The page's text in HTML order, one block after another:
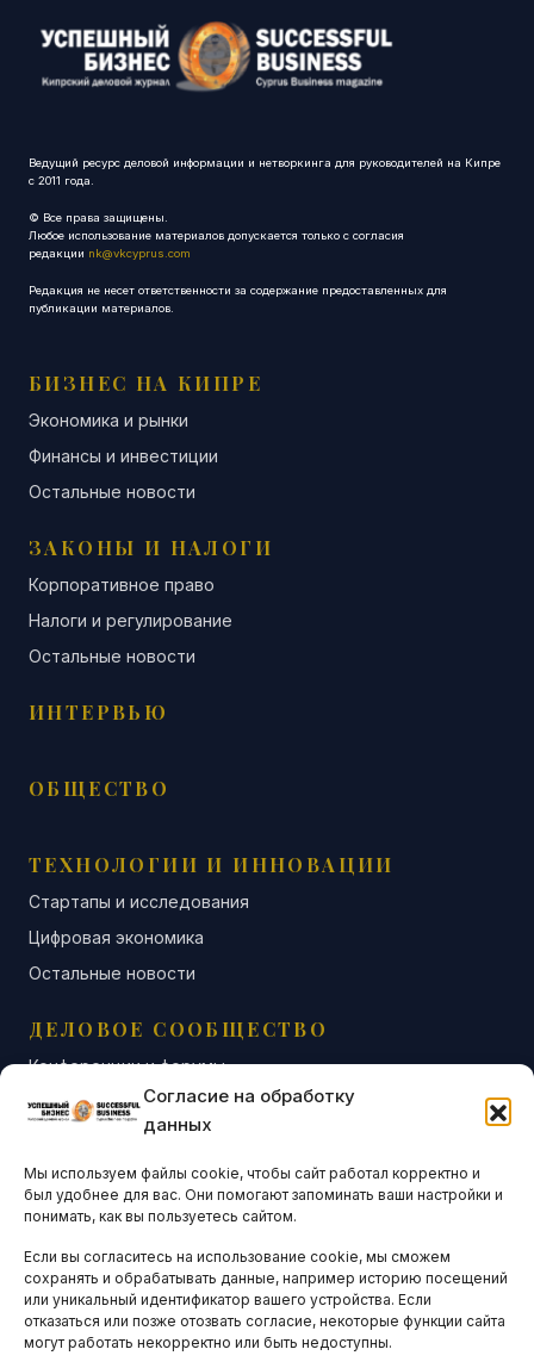
Согласие на обработку
данных
Мы используем файлы cookie, чтобы сайт работал корректно и
был удобнее для вас. Они помогают запоминать ваши настройки и
понимать, как вы пользуетесь сайтом.
Если вы согласитесь на использование cookie, мы сможем
сохранять и обрабатывать данные, например историю посещений
или уникальный идентификатор вашего устройства. Если
отказаться или позже отозвать согласие, некоторые функции сайта
могут работать некорректно или быть недоступны.
Ведущий ресурс деловой информации и нетворкинга для руководителей на Кипре
с 2011 года.
© Все права защищены.
Любое использование материалов допускается только с согласия
редакции nk@vkcyprus.com
Редакция не несет ответственности за содержание предоставленных для
публикации материалов.
БИЗНЕС НА КИПРЕ
Экономика и рынки
Финансы и инвестиции
Остальные новости
ЗАКОНЫ И НАЛОГИ
Корпоративное право
Налоги и регулирование
Остальные новости
ИНТЕРВЬЮ
ОБЩЕСТВО
ТЕХНОЛОГИИ И ИННОВАЦИИ
Стартапы и исследования
Цифровая экономика
Остальные новости
ДЕЛОВОЕ СООБЩЕСТВО
Конференции и форумы
Бизнес-клубы и ассоциации
Остальные новости
АНАЛИТИКА И СТАТИСТИКА
ARTICLES IN ENGLISH
НАВИГАЦИЯ